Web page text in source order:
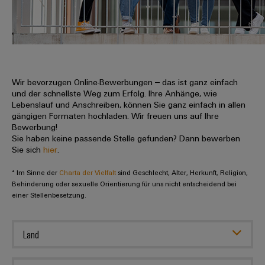
erlebbar
werden.
Datencenter
Produkte
für
Rechenzentren
–
effizient,
zuverlässig,
skalierbar
Energiespeicher
Lösungen
und
Anschlusstechnologie
DC-
u-
OS
Edge
Computing
Industrial
5G
Single
Leiterplattenklemmen
Gehäusesysteme
komponenten
Kabeleinführungssysteme
und
-
komponenten
Anschlussleitungen,
Patchkabel
Fast
Delivery
Beratung
und
digitale
Planung
easyConnect
-
Ihre
uns
Promotionfahrzeug
Distribution
Info
für
unsere
Partner
Vertrieb
Weidmüller
Zahlen
Unser
Vorstand
Nachhaltigkeit
Academy
People
Karriere
Stellen
für
Berufserfahrene
Für
Studierende
Werkstudententätigkeiten
Praktika
Abschlussarbeiten
Wir bevorzugen Online-Bewerbungen – das ist ganz einfach
und der schnellste Weg zum Erfolg. Ihre Anhänge, wie
Lebenslauf und Anschreiben, können Sie ganz einfach in allen
gängigen Formaten hochladen. Wir freuen uns auf Ihre
Bewerbung!
Sie haben keine passende Stelle gefunden? Dann bewerben
Sie sichhier
* Im Sinne der Charta der Vielfalt sind Geschlecht, Alter, Herkunft, Religion,
Behinderung oder sexuelle Orientierung für uns nicht entscheidend bei
einer Stellenbesetzung.
Land